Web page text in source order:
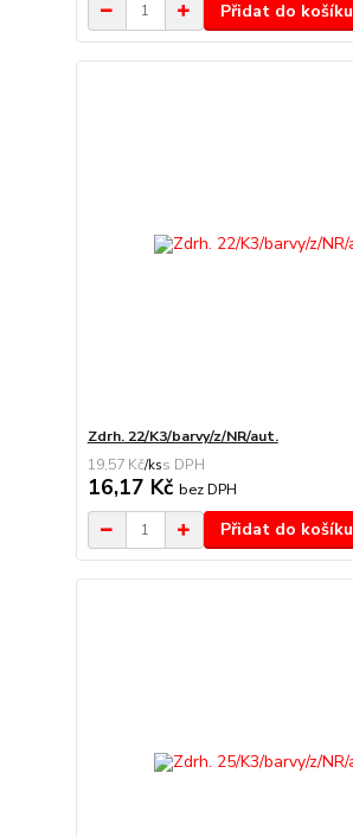
Přidat do košíku
Zdrh. 22/K3/barvy/z/NR/aut.
19,57 Kč/ks
16,17 Kč bez DPH
Přidat do košíku